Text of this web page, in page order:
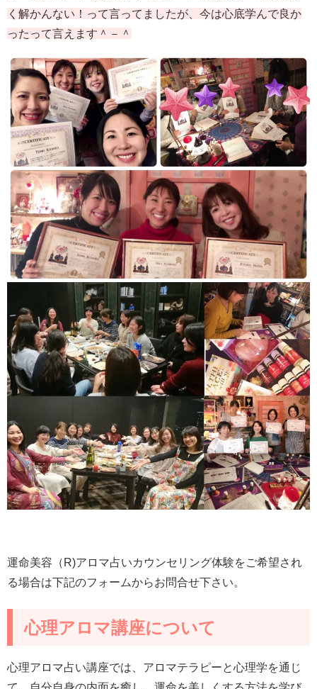
く解かんない！って言ってましたが、今は心底学んで良か
ったって言えます＾－＾
運命美容（R)アロマ占いカウンセリング体験をご希望され
る場合は下記のフォームからお問合せ下さい。
心理アロマ講座について
心理アロマ占い講座では、アロマテラピーと心理学を通じ